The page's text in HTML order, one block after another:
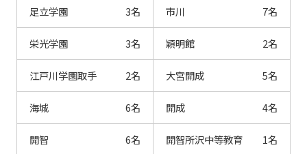
足立学園 3名 市川 7名
栄光学園 3名 穎明館 2名
江戸川学園取手 2名 大宮開成 5名
海城 6名 開成 4名
開智 6名 開智所沢中等教育 1名